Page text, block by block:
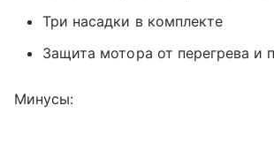
Три насадки в комплекте
Защита мотора от перегрева и
Минусы: